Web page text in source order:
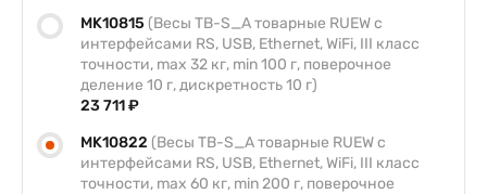
MK10815 (Весы TB-S_A товарные RUEW с
интерфейсами RS, USB, Ethernet, WiFi, III класс
точности, max 32 кг, min 100 г, поверочное
деление 10 г, дискретность 10 г)
23 711 ₽
MK10822 (Весы TB-S_A товарные RUEW с
интерфейсами RS, USB, Ethernet, WiFi, III класс
точности, max 60 кг, min 200 г, поверочное